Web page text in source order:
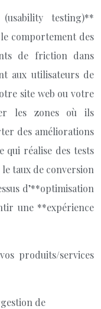
testing)**
comportement des
de friction dans
aux utilisateurs de
site web ou votre
les zones où ils
des améliorations
qui réalise des tests
taux de conversion
d’**optimisation
une **expérience
produits/services
de